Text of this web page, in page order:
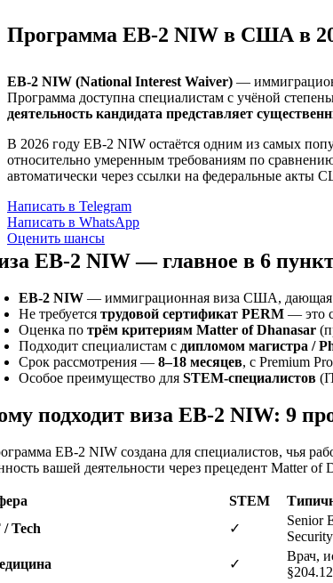
Программа EB-2 NIW в США в
EB-2 NIW (National Interest Waiver) —
Программа доступна специалистам с учёной
деятельность кандидата представляет
В 2026 году EB-2 NIW остаётся одним из самых
относительно умеренным требованиям по
автоматически через ссылки на федеральные
Написать в Telegram
Написать в WhatsApp
Оценить шансы
EB-2 NIW — главное в 6
EB-2 NIW — иммиграционная виза США,
Не требуетсятрудовой сертификат PERM — это
Оценка потрём критериям Matter of Dhanasar
Подходит специалистам с дипломом магистра /
Срок рассмотрения —8–18 месяцев, с Premium
Особое преимущество дляSTEM-специалистов
подходит виза EB-2 NIW: 9
EB-2 NIW создана для специалистов, чья
вашей деятельности через прецедент Matter of
STEM
Tech
✓
Senior
✓
Врач,